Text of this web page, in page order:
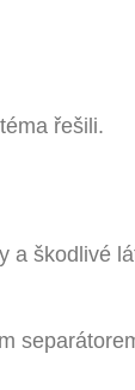
řešili.
a škodlivé